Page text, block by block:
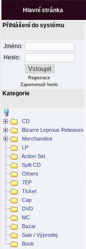
Hlavní stránka
Přihlášení do systému
Jméno:
Heslo:
Registrace
Zapomenuté heslo
Kategorie
CD
Bizarre Leprous Releases
Merchandise
LP
Action Set
Split CD
Others
7EP
Ticket
Cap
DVD
MC
Bazar
Sale / Výprodej
Book